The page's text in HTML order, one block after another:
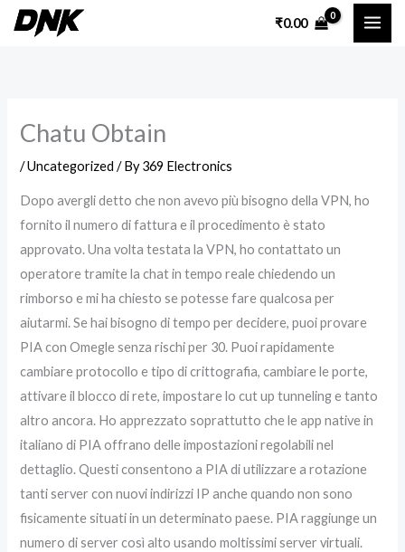
Skip
₹0.00
Chatu Obtain
/Uncategorized / By369 Electronics
Dopo avergli detto che non avevo più bisogno della VPN, ho
fornito il numero di fattura e il procedimento è stato
approvato. Una volta testata la VPN, ho contattato un
operatore tramite la chat in tempo reale chiedendo un
rimborso e mi ha chiesto se potesse fare qualcosa per
aiutarmi. Se hai bisogno di tempo per decidere, puoi provare
PIA con Omegle senza rischi per 30. Puoi rapidamente
cambiare protocollo e tipo di crittografia, cambiare le porte,
attivare il blocco di rete, impostare lo cut up tunneling e tanto
altro ancora. Ho apprezzato soprattutto che le app native in
italiano di PIA offrano delle impostazioni regolabili nel
dettaglio. Questi consentono a PIA di utilizzare a rotazione
tanti server con nuovi indirizzi IP anche quando non sono
fisicamente situati in un determinato paese. PIA raggiunge un
numero di server così alto usando moltissimi server virtuali.